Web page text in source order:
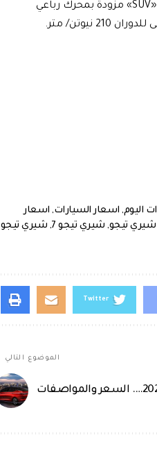
تنتمي السيارة شيري تيجو 7 لفئة السيارات الرياضية متعددة الاستخدامات «SUV» مزودة بمحرك رباعي
اليوم, اسعار السيارات, اسعار
شيري تيجو, شيري تيجو 7 , شيري تيجو
Twitter
الموضوع التالي